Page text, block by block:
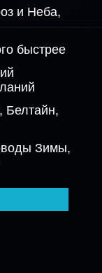
и Неба,
быстрее
Белтайн,
Зимы,